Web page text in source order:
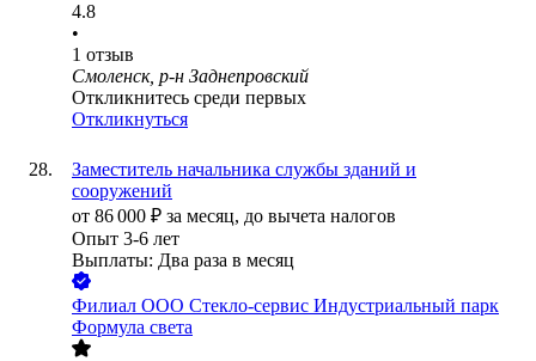
4.8
•
1 отзыв
Смоленск, р-н Заднепровский
Откликнитесь среди первых
Откликнуться
Заместитель начальника службы зданий и
сооружений
от 86 000 ₽ за месяц, до вычета налогов
Опыт 3-6 лет
Выплаты: Два раза в месяц
Филиал ООО Стекло-сервис Индустриальный парк
Формула света